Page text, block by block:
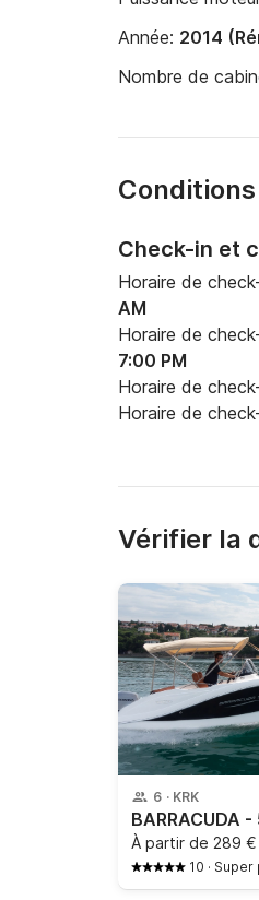
Année: 2014
Nombre de
Conditions
Check-in et
Horaire de
AM
Horaire de
7:00 PM
Horaire de
Horaire de
Vérifier la
6 · KRK
À partir de 289
10 · Super